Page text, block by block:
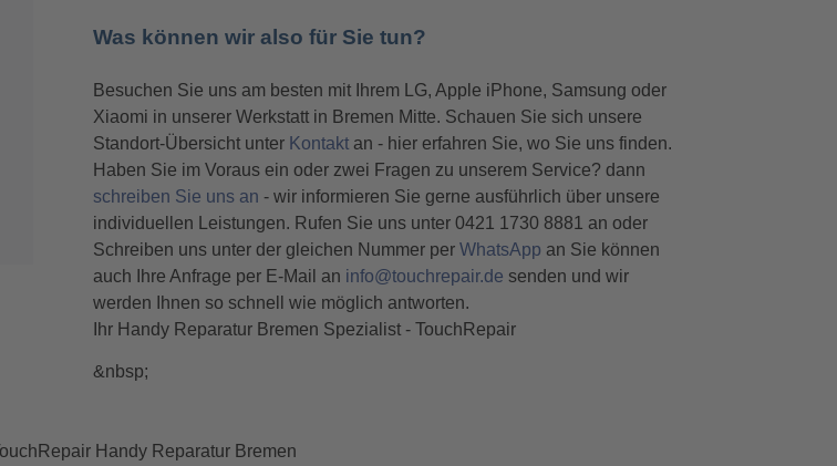
Was können wir also für Sie tun?
Besuchen Sie uns am besten mit Ihrem LG, Apple iPhone, Samsung oder
Xiaomi in unserer Werkstatt in Bremen Mitte. Schauen Sie sich unsere
Standort-Übersicht unter Kontakt an - hier erfahren Sie, wo Sie uns finden.
Haben Sie im Voraus ein oder zwei Fragen zu unserem Service? dann
schreiben Sie uns an - wir informieren Sie gerne ausführlich über unsere
individuellen Leistungen. Rufen Sie uns unter 0421 1730 8881 an oder
Schreiben uns unter der gleichen Nummer per WhatsApp an Sie können
auch Ihre Anfrage per E-Mail an info@touchrepair.de senden und wir
werden Ihnen so schnell wie möglich antworten.
Ihr Handy Reparatur Bremen Spezialist - TouchRepair
&nbsp;